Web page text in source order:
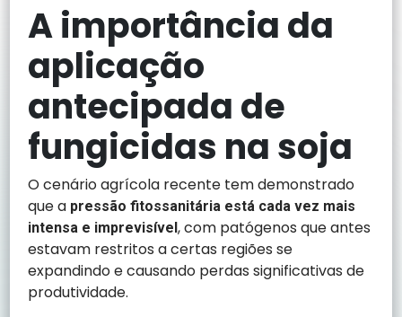
A importância da
aplicação
antecipada de
fungicidas na soja
O cenário agrícola recente tem demonstrado
que a pressão fitossanitária está cada vez mais
intensa e imprevisível, com patógenos que antes
estavam restritos a certas regiões se
expandindo e causando perdas significativas de
produtividade.